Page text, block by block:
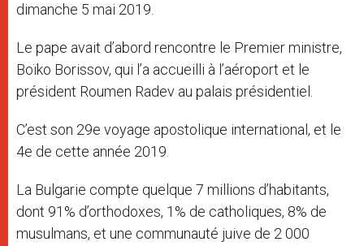
dimanche 5 mai 2019.
Le pape avait d’abord rencontre le Premier ministre,
Boïko Borissov, qui l’a accueilli à l’aéroport et le
président Roumen Radev au palais présidentiel.
C’est son 29e voyage apostolique international, et le
4e de cette année 2019.
La Bulgarie compte quelque 7 millions d’habitants,
dont 91% d’orthodoxes, 1% de catholiques, 8% de
musulmans, et une communauté juive de 2 000